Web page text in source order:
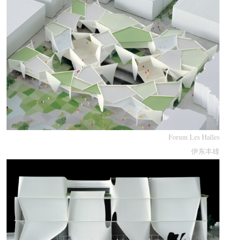
Forum Les Halles
伊东丰雄